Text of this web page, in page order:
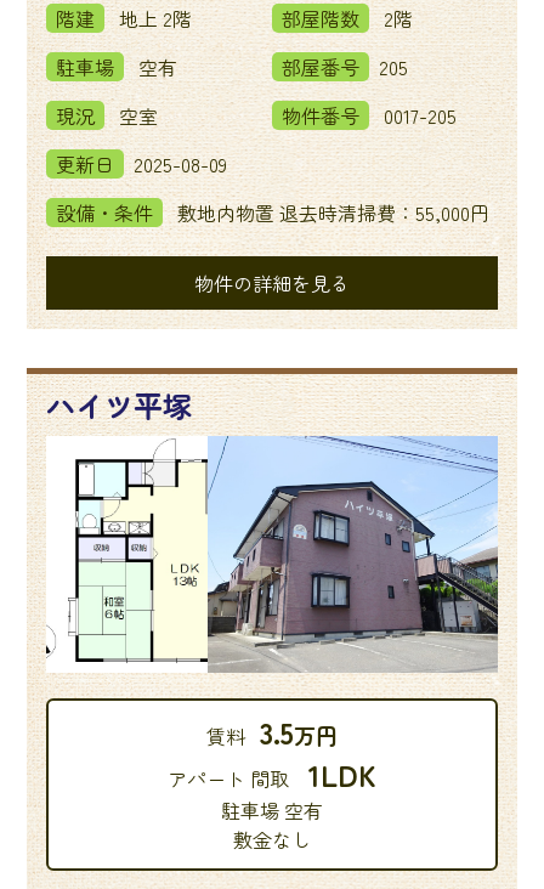
階建
地上 2階 部屋階数
2階
駐車場
空有 部屋番号
205
現況
空室 物件番号
0017-205
更新日
2025-08-09
設備・条件
敷地内物置 退去時清掃費：55,000円
物件の詳細を見る
ハイツ平塚
賃料 3.5万円
アパート 間取 1LDK
駐車場 空有
敷金なし